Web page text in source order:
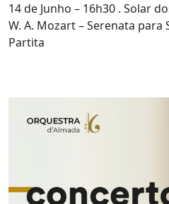
14 de Junho – 16h30 . Solar
W. A. Mozart – Serenata para
Partita